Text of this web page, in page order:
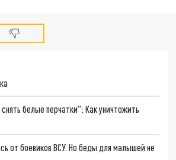
белые перчатки": Как уничтожить
от боевиков ВСУ. Но беды для малышей не